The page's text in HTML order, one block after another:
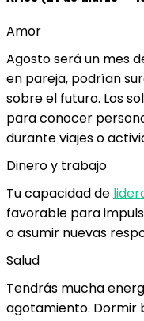
Amor
Agosto será un mes
en pareja, podrían
sobre el futuro. Los
para conocer
durante viajes o
Dinero y trabajo
Tu capacidad de
favorable para
o asumir nuevas
Salud
Tendrás mucha
agotamiento. Dormir